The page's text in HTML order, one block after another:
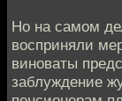
Но на самом
восприняли
виноваты
заблуждение